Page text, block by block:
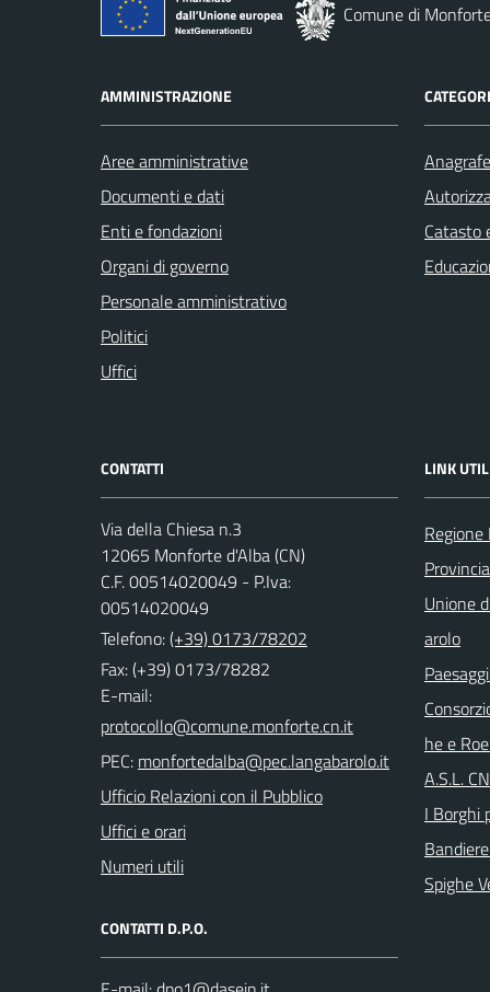
Comune di
AMMINISTRAZIONE
Aree amministrative
Documenti e dati
Enti e fondazioni
Organi di governo
Personale amministrativo
Politici
Uffici
Catasto
CONTATTI
Via della Chiesa n.3
12065 Monforte d'Alba (CN)
C.F. 00514020049 - P.Iva:
00514020049
Telefono:(+39) 0173/78202
Fax: (+39) 0173/78282
E-mail:
PEC:
Ufficio Relazioni con il Pubblico
Uffici e orari
Numeri utili
CONTATTI D.P.O.
LINK
Unione
arolo
he e
A.S.L.
I Borghi
Spighe